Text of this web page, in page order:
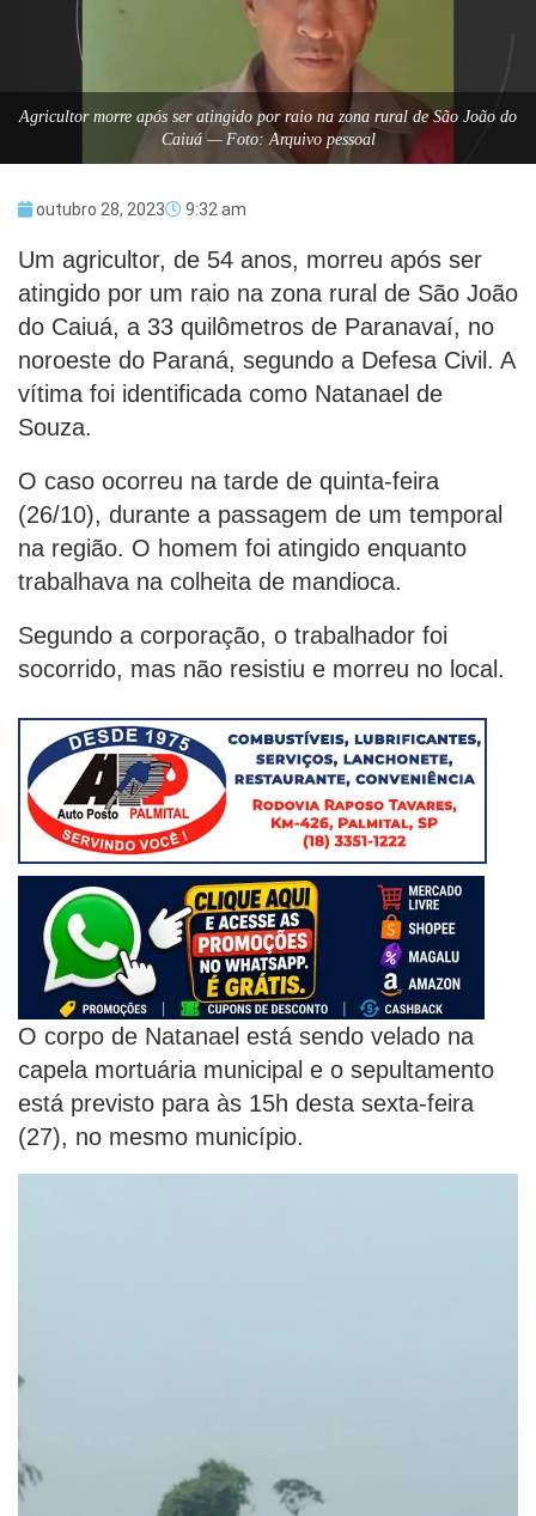
Agricultor morre após ser atingido por raio na zona rural de São João do
Caiuá — Foto: Arquivo pessoal
outubro 28, 2023 9:32 am
Um agricultor, de 54 anos, morreu após ser
atingido por um raio na zona rural de São João
do Caiuá, a 33 quilômetros de Paranavaí, no
noroeste do Paraná, segundo a Defesa Civil. A
vítima foi identificada como Natanael de
Souza.
O caso ocorreu na tarde de quinta-feira
(26/10), durante a passagem de um temporal
na região. O homem foi atingido enquanto
trabalhava na colheita de mandioca.
Segundo a corporação, o trabalhador foi
socorrido, mas não resistiu e morreu no local.
O corpo de Natanael está sendo velado na
capela mortuária municipal e o sepultamento
está previsto para às 15h desta sexta-feira
(27), no mesmo município.